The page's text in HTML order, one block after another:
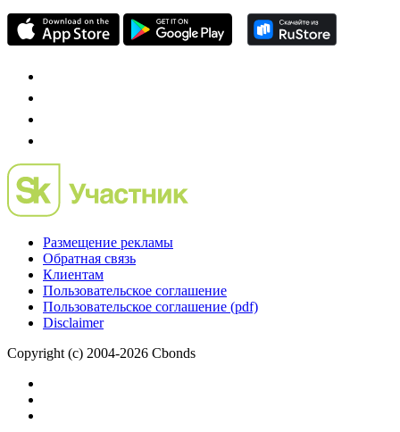
Размещение рекламы
Обратная связь
Клиентам
Пользовательское соглашение
Пользовательское соглашение (pdf)
Disclaimer
Copyright (c) 2004-2026 Cbonds